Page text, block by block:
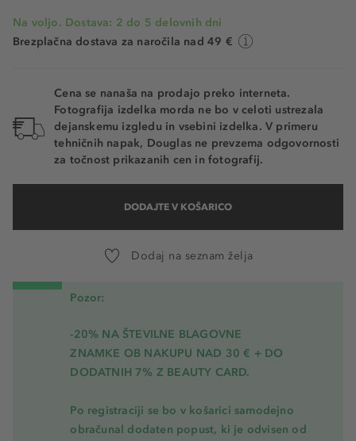
Na voljo. Dostava: 2 do 5 delovnih dni
Brezplačna dostava za naročila nad 49 €
Cena se nanaša na prodajo preko interneta.
Fotografija izdelka morda ne bo v celoti ustrezala
dejanskemu izgledu in vsebini izdelka. V primeru
tehničnih napak, Douglas ne prevzema odgovornosti
za točnost prikazanih cen in fotografij.
DODAJTE V KOŠARICO
Dodaj na seznam želja
Pozor:
-20% NA ŠTEVILNE BLAGOVNE
ZNAMKE OB NAKUPU NAD 30 € + DO
DODATNIH 7% Z BEAUTY CARD.
Po registraciji se bo v košarici samodejno
obračunal dodaten popust, ki je odvisen od